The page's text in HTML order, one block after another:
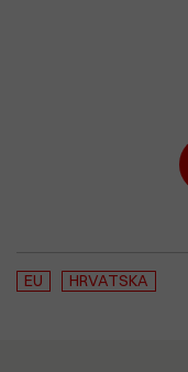
EU HRVATSKA